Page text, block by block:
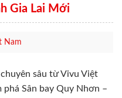
Gia Lai Mới
Nam
sâu từ Vivu Việt
phá Sân bay Quy Nhơn –